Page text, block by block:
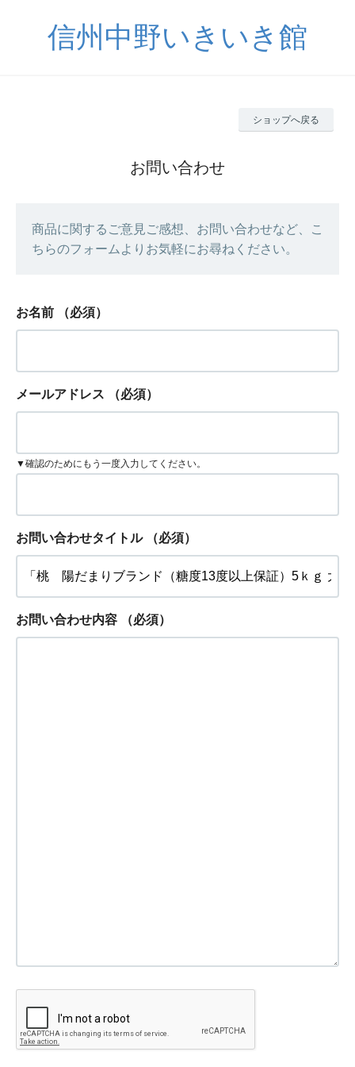
信州中野いきいき館
ショップへ戻る
お問い合わせ
商品に関するご意見ご感想、お問い合わせなど、こ
ちらのフォームよりお気軽にお尋ねください。
お名前 （必須）
メールアドレス （必須）
▼確認のためにもう一度入力してください。
お問い合わせタイトル （必須）
お問い合わせ内容 （必須）